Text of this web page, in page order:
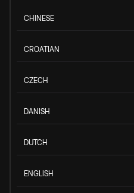
CHINESE
CROATIAN
CZECH
DANISH
DUTCH
ENGLISH